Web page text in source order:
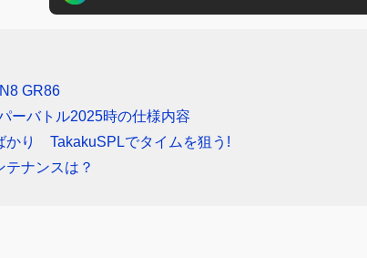
GR86
ーバトル2025時の仕様内容
かり TakakuSPLでタイムを狙う!
テナンスは？